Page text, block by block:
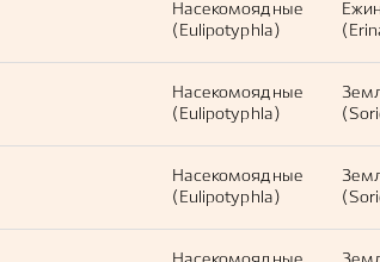
Насекомоядные
(Eulipotyphla)
Насекомоядные
(Eulipotyphla)
Насекомоядные
(Eulipotyphla)